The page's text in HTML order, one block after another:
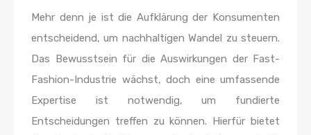
Mehr denn je ist die Aufklärung der Konsumenten
entscheidend, um nachhaltigen Wandel zu steuern.
Das Bewusstsein für die Auswirkungen der Fast-
Fashion-Industrie wächst, doch eine umfassende
Expertise ist notwendig, um fundierte
Entscheidungen treffen zu können. Hierfür bietet